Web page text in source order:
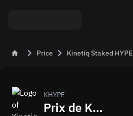
Price Kinetiq Staked HYPE
KHYPE
Prix de Kinetiq Staked HYPE (KHYPE)